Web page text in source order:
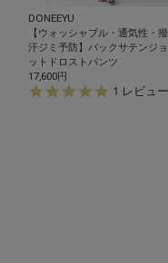
DONEEYU
【ウォッシャブル・通気性・撥
汗ジミ予防】バックサテンジ
ットドロストパンツ
17,600円
5.1 レビュー